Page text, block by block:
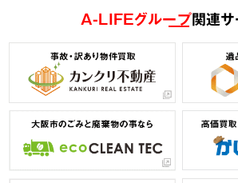
A-LIFEグループ関連